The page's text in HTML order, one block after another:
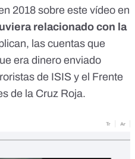
2018 sobre este vídeo en
relacionado con la
las cuentas que
era dinero enviado
de ISIS y el Frente
de la Cruz Roja.